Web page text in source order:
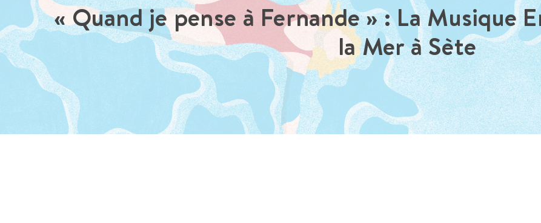
« Quand je pense à Fernande » : La Musique
la Mer à Sète